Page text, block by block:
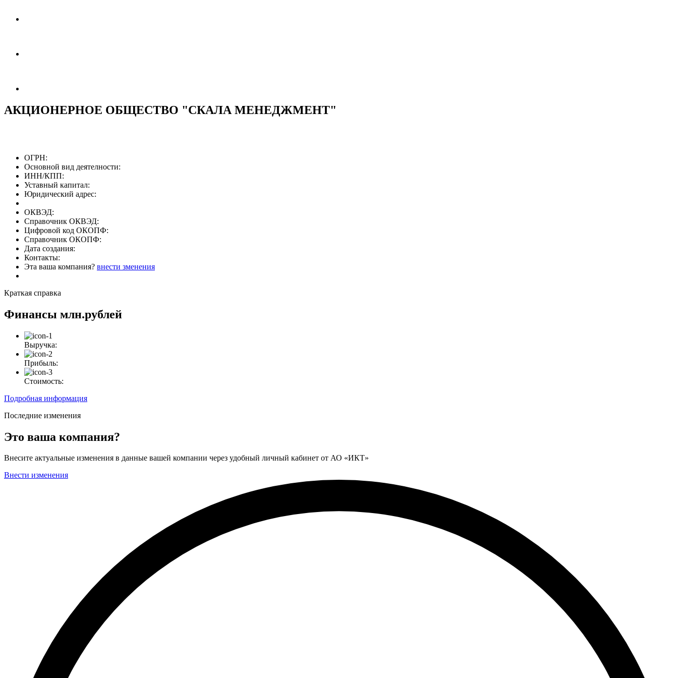
АКЦИОНЕРНОЕ ОБЩЕСТВО "СКАЛА МЕНЕДЖМЕНТ"
ОГРН:
Основной вид деятелности:
ИНН/КПП:
Уставный капитал:
Юридический адрес:
ОКВЭД:
Справочник ОКВЭД:
Цифровой код ОКОПФ:
Справочник ОКОПФ:
Дата создания:
Контакты:
Эта ваша компания? внести зменения
Краткая справка
Финансы млн.рублей
Выручка:
Прибыль:
Стоимость:
Подробная информация
Последние изменения
Это ваша компания?
Внесите актуальные изменения в данные вашей компании через удобный личный кабинет от АО «ИКТ»
Внести изменения